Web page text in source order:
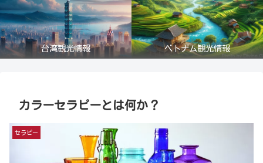
台湾観光情報 ベトナム観光情報
カラーセラピーとは何か？
セラピー